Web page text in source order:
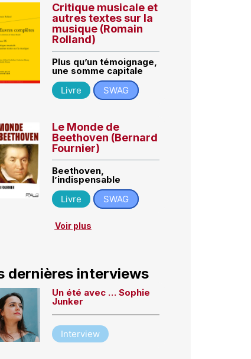
Critique musicale et
autres textes sur la
musique (Romain
Rolland)
Plus qu’un témoignage,
une somme capitale
Livre
SWAG
Le Monde de
Beethoven (Bernard
Fournier)
Beethoven,
l’indispensable
Livre
SWAG
Voir plus
dernières interviews
Un été avec … Sophie
Junker
Interview